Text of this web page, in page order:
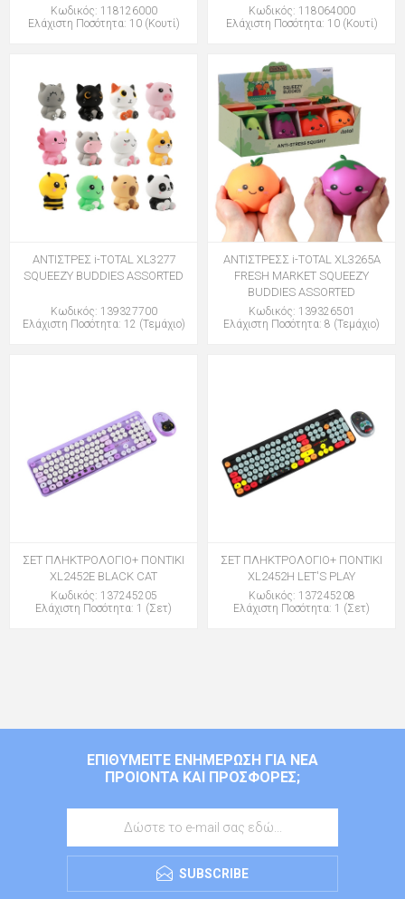
Κωδικός: 118126000
Ελάχιστη Ποσότητα: 10 (Κουτί)
Κωδικός: 118064000
Ελάχιστη Ποσότητα: 10 (Κουτί)
ΑΝΤΙΣΤΡΕΣ i-TOTAL XL3277
SQUEEZY BUDDIES ASSORTED
Κωδικός: 139327700
Ελάχιστη Ποσότητα: 12 (Τεμάχιο)
ΑΝΤΙΣΤΡΕΣΣ i-TOTAL XL3265A
FRESH MARKET SQUEEZY
BUDDIES ASSORTED
Κωδικός: 139326501
Ελάχιστη Ποσότητα: 8 (Τεμάχιο)
ΣΕΤ ΠΛΗΚΤΡΟΛΟΓΙΟ+ ΠΟΝΤΙΚΙ
XL2452E BLACK CAT
Κωδικός: 137245205
Ελάχιστη Ποσότητα: 1 (Σετ)
ΣΕΤ ΠΛΗΚΤΡΟΛΟΓΙΟ+ ΠΟΝΤΙΚΙ
XL2452H LET'S PLAY
Κωδικός: 137245208
Ελάχιστη Ποσότητα: 1 (Σετ)
ΕΠΙΘΥΜΕΊΤΕ ΕΝΗΜΈΡΩΣΗ ΓΙΑ ΝΈΑ
ΠΡΟΙΌΝΤΑ ΚΑΙ ΠΡΟΣΦΟΡΈΣ;
SUBSCRIBE